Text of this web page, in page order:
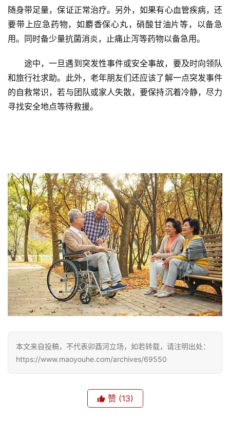
随身带足量，保证正常治疗。另外，如果有心血管疾病，还
要带上应急药物，如麝香保心丸，硝酸甘油片等，以备急
用。同时备少量抗菌消炎，止痛止泻等药物以备急用。
途中，一旦遇到突发性事件或安全事故，要及时向领队
和旅行社求助。此外，老年朋友们还应该了解一点突发事件
的自救常识，若与团队或家人失散，要保持沉着冷静，尽力
寻找安全地点等待救援。
本文来自投稿，不代表卯酉河立场，如若转载，请注明出处：
https://www.maoyouhe.com/archives/69550
赞 (13)